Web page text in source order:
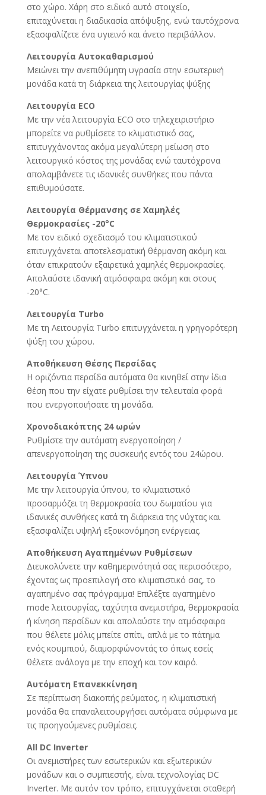
στο χώρο. Χάρη στο ειδικό αυτό στοιχείο,
επιταχύνεται η διαδικασία απόψυξης, ενώ ταυτόχρονα
εξασφαλίζετε ένα υγιεινό και άνετο περιβάλλον.
Λειτουργία Αυτοκαθαρισμού
Μειώνει την ανεπιθύμητη υγρασία στην εσωτερική
μονάδα κατά τη διάρκεια της λειτουργίας ψύξης
Λειτουργία ECO
Με την νέα λειτουργία ECO στο τηλεχειριστήριο
μπορείτε να ρυθμίσετε το κλιματιστικό σας,
επιτυγχάνοντας ακόμα μεγαλύτερη μείωση στο
λειτουργικό κόστος της μονάδας ενώ ταυτόχρονα
απολαμβάνετε τις ιδανικές συνθήκες που πάντα
επιθυμούσατε.
Λειτουργία Θέρμανσης σε Χαμηλές
Θερμοκρασίες -20°C
Με τον ειδικό σχεδιασμό του κλιματιστικού
επιτυγχάνεται αποτελεσματική θέρμανση ακόμη και
όταν επικρατούν εξαιρετικά χαμηλές θερμοκρασίες.
Απολαύστε ιδανική ατμόσφαιρα ακόμη και στους
-20°C.
Λειτουργία Turbo
Με τη Λειτουργία Τurbo επιτυγχάνεται η γρηγορότερη
ψύξη του χώρου.
Αποθήκευση Θέσης Περσίδας
Η οριζόντια περσίδα αυτόματα θα κινηθεί στην ίδια
θέση που την είχατε ρυθμίσει την τελευταία φορά
που ενεργοποιήσατε τη μονάδα.
Χρονοδιακόπτης 24 ωρών
Ρυθμίστε την αυτόματη ενεργοποίηση /
απενεργοποίηση της συσκευής εντός του 24ώρου.
Λειτουργία Ύπνου
Με την λειτουργία ύπνου, το κλιματιστικό
προσαρμόζει τη θερμοκρασία του δωματίου για
ιδανικές συνθήκες κατά τη διάρκεια της νύχτας και
εξασφαλίζει υψηλή εξοικονόμηση ενέργειας.
Αποθήκευση Αγαπημένων Ρυθμίσεων
Διευκολύνετε την καθημερινότητά σας περισσότερο,
έχοντας ως προεπιλογή στο κλιματιστικό σας, το
αγαπημένο σας πρόγραμμα! Επιλέξτε αγαπημένο
mode λειτουργίας, ταχύτητα ανεμιστήρα, θερμοκρασία
ή κίνηση περσίδων και απολαύστε την ατμόσφαιρα
που θέλετε μόλις μπείτε σπίτι, απλά με το πάτημα
ενός κουμπιού, διαμορφώνοντάς το όπως εσείς
θέλετε ανάλογα με την εποχή και τον καιρό.
Αυτόματη Επανεκκίνηση
Σε περίπτωση διακοπής ρεύματος, η κλιματιστική
μονάδα θα επαναλειτουργήσει αυτόματα σύμφωνα με
τις προηγούμενες ρυθμίσεις.
All DC Inverter
Οι ανεμιστήρες των εσωτερικών και εξωτερικών
μονάδων και ο συμπιεστής, είναι τεχνολογίας DC
Inverter. Με αυτόν τον τρόπο, επιτυγχάνεται σταθερή